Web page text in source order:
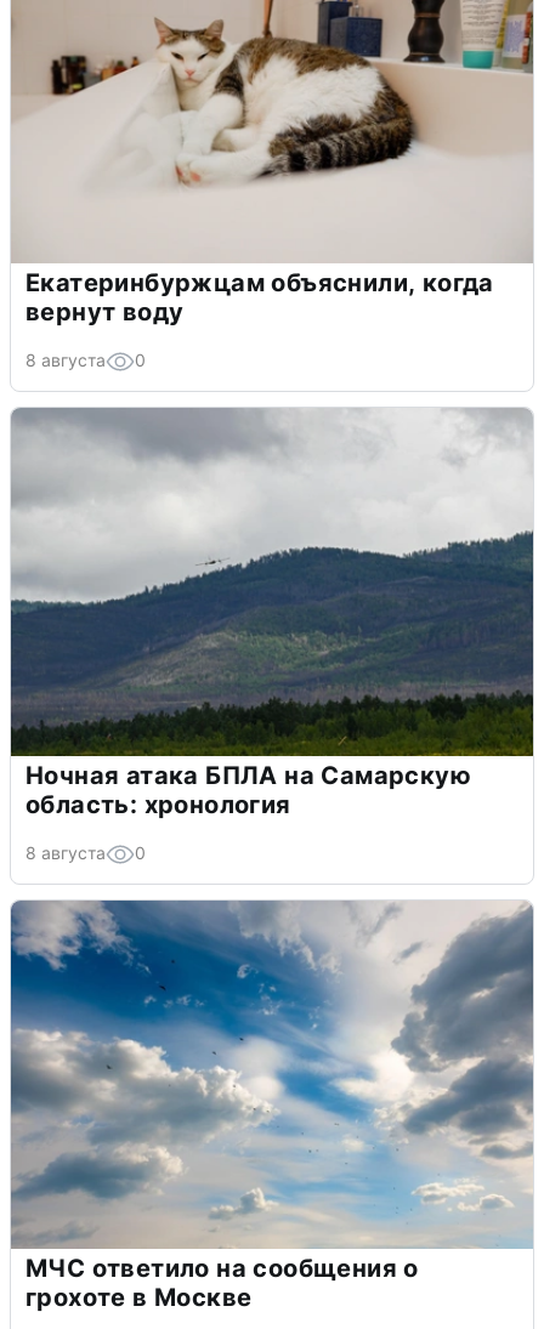
Екатеринбуржцам объяснили, когда
вернут воду
8 августа 0
Ночная атака БПЛА на Самарскую
область: хронология
8 августа 0
МЧС ответило на сообщения о
грохоте в Москве